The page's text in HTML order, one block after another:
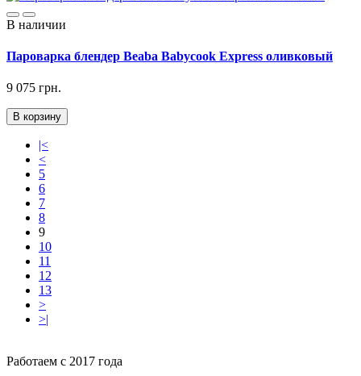
В наличии
Пароварка блендер Beaba Babycook Express оливковый
9 075 грн.
В корзину
|<
<
5
6
7
8
9
10
11
12
13
>
>|
Работаем с 2017 года